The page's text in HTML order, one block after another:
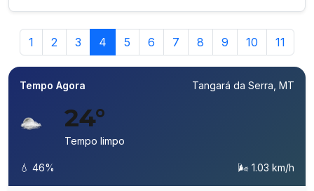
1 2 3 4 5 6 7 8 9 10 11
Tempo Agora Tangará da Serra, MT
24°
Tempo limpo
💧 46% 🌬️ 1.03 km/h